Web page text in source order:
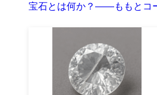
宝石とは何か？――ももとコ